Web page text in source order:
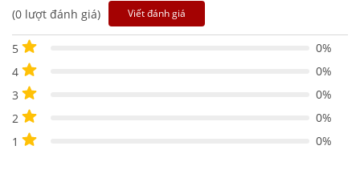
(0 lượt đánh giá) Viết đánh giá
5
0%
4
0%
3
0%
2
0%
1
0%